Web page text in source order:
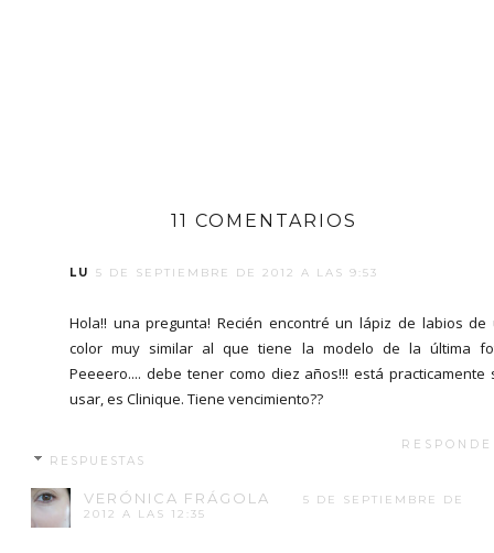
11 COMENTARIOS
LU 5 DE SEPTIEMBRE DE 2012 A LAS 9:53
Hola!! una pregunta! Recién encontré un lápiz de labios de
color muy similar al que tiene la modelo de la última
Peeeero.... debe tener como diez años!!! está practicamente
usar, es Clinique. Tiene vencimiento??
RESPUESTAS
VERÓNICA FRÁGOLA
5 DE SEPTIEMBRE DE
2012 A LAS 12:35